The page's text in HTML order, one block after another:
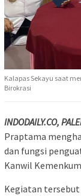
Kalapas Sekayu saat
Birokrasi
INDODAILY.CO,
Praptama
dan fungsi
Kanwil
Kegiatan